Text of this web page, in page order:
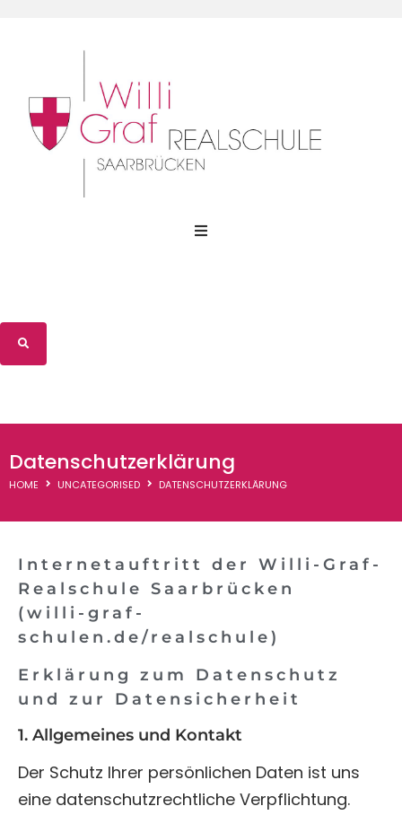
WGR-Gemeinschaft
WGR-Termine
Downloads
Thementage
Datenschutzerklärung
HOME UNCATEGORISED DATENSCHUTZERKLÄRUNG
Internetauftritt der Willi-Graf-
Realschule Saarbrücken
(willi-graf-
schulen.de/realschule)
Erklärung zum Datenschutz
und zur Datensicherheit
1. Allgemeines und Kontakt
Der Schutz Ihrer persönlichen Daten ist uns
eine datenschutzrechtliche Verpflichtung.